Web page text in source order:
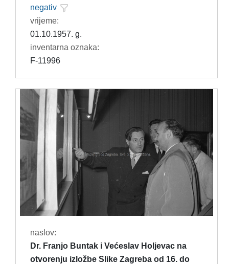
negativ
vrijeme:
01.10.1957. g.
inventarna oznaka:
F-11996
naslov:
Dr. Franjo Buntak i Većeslav Holjevac na
otvorenju izložbe Slike Zagreba od 16. do